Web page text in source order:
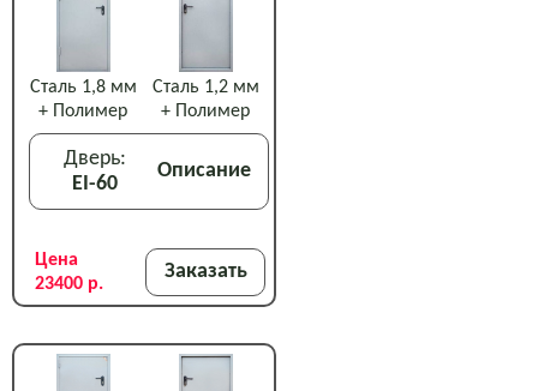
Сталь 1,8 мм
+ Полимер
Сталь 1,2 мм
+ Полимер
Дверь:
EI-60
Описание
Цена
23400 р.
Заказать